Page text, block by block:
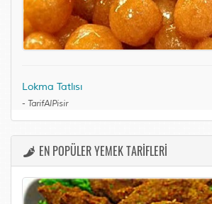
Lokma Tatlısı
- TarifAlPisir
EN POPÜLER YEMEK TARİFLERİ